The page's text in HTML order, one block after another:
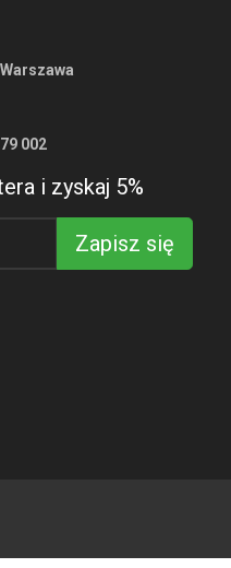
002
i zyskaj 5%
Zapisz się